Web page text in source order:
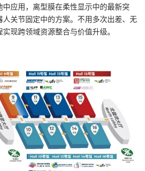
应用，离型膜在柔性显示中的最新突
关节固定中的方案。不用多次出差、无
现跨领域资源整合与价值升级。